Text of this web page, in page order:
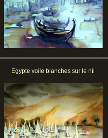
Egypte voile blanches sur le nil